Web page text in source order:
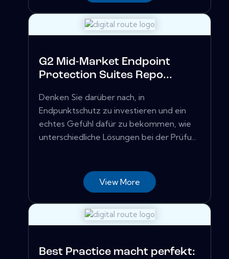
G2 Mid-Market Endpoint
Protection Suites Repo...
Denken Sie darüber nach, in
Endpunktschutz zu investieren und ein
echtes Gefühl dafür zu bekommen, wie
unterschiedliche Lösungen bei der Prüfu...
View More
Best Practice macht perfekt: